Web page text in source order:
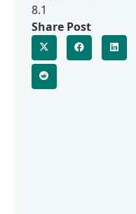
8.1
Share Post